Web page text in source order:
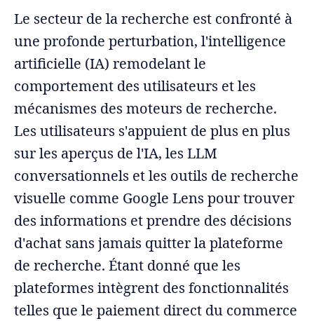
Le secteur de la recherche est confronté à
une profonde perturbation, l'intelligence
artificielle (IA) remodelant le
comportement des utilisateurs et les
mécanismes des moteurs de recherche.
Les utilisateurs s'appuient de plus en plus
sur les aperçus de l'IA, les LLM
conversationnels et les outils de recherche
visuelle comme Google Lens pour trouver
des informations et prendre des décisions
d'achat sans jamais quitter la plateforme
de recherche. Étant donné que les
plateformes intègrent des fonctionnalités
telles que le paiement direct du commerce